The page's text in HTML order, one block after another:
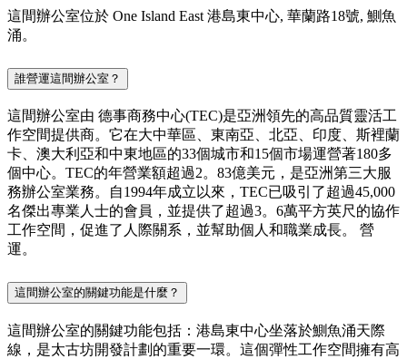
這間辦公室位於 One Island East 港島東中心, 華蘭路18號, 鰂魚
涌。
誰營運這間辦公室？
這間辦公室由 德事商務中心(TEC)是亞洲領先的高品質靈活工
作空間提供商。它在大中華區、東南亞、北亞、印度、斯裡蘭
卡、澳大利亞和中東地區的33個城市和15個市場運營著180多
個中心。TEC的年營業額超過2。83億美元，是亞洲第三大服
務辦公室業務。自1994年成立以來，TEC已吸引了超過45,000
名傑出專業人士的會員，並提供了超過3。6萬平方英尺的協作
工作空間，促進了人際關系，並幫助個人和職業成長。 營
運。
這間辦公室的關鍵功能是什麼？
這間辦公室的關鍵功能包括：港島東中心坐落於鰂魚涌天際
線，是太古坊開發計劃的重要一環。這個彈性工作空間擁有高